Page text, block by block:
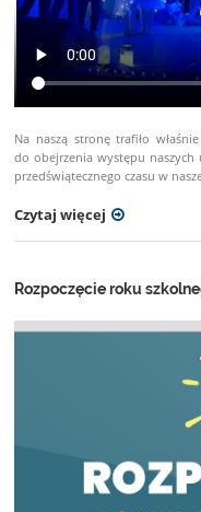
Na naszą stronę trafiło
do obejrzenia występu naszych
przedświątecznego czasu w
Czytaj więcej
Rozpoczęcie roku